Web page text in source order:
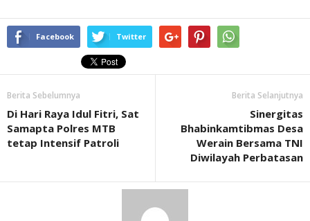
Facebook Twitter
Berita Sebelumnya
Di Hari Raya Idul Fitri, Sat
Samapta Polres MTB
tetap Intensif Patroli
Berita Selanjutnya
Sinergitas
Bhabinkamtibmas Desa
Werain Bersama TNI
Diwilayah Perbatasan